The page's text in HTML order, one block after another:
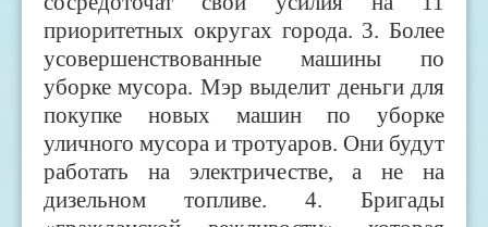
приоритетных округах города. 3. Более
усовершенствованные машины по
уборке мусора. Мэр выделит деньги для
покупке новых машин по уборке
уличного мусора и тротуаров. Они будут
работать на электричестве, а не на
дизельном топливе. 4. Бригады